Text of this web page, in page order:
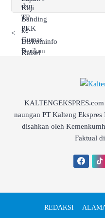
<
naungan PT Kalteng
disahkan oleh
Faktual
REDAKSI